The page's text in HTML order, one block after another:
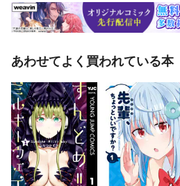
あわせてよく買われている本